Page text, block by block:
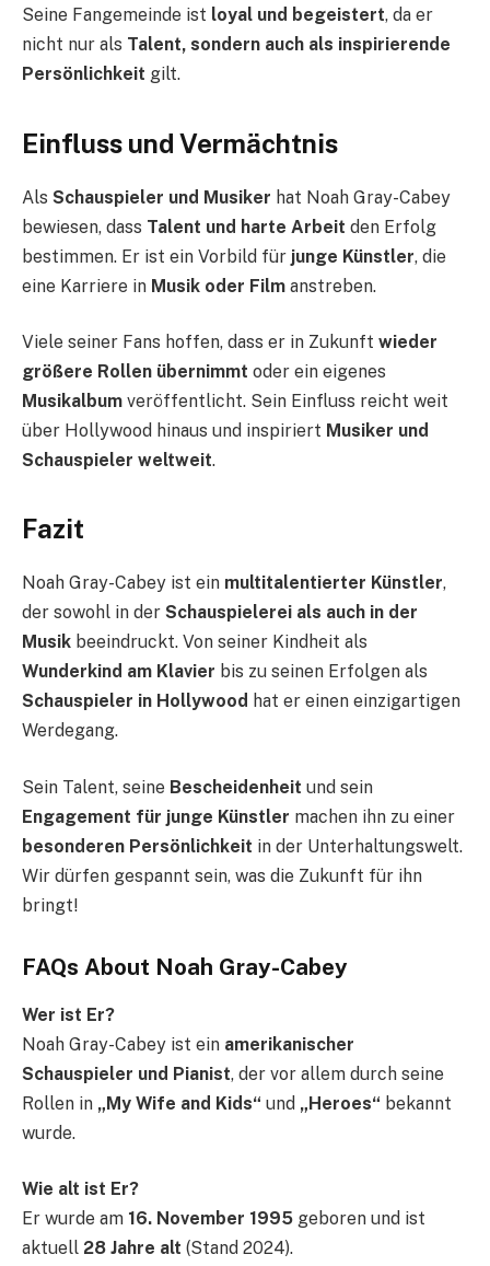
Seine Fangemeinde ist loyal und begeistert, da er
nicht nur als Talent, sondern auch als inspirierende
Persönlichkeit gilt.
Einfluss und Vermächtnis
Als Schauspieler und Musiker hat Noah Gray-Cabey
bewiesen, dass Talent und harte Arbeit den Erfolg
bestimmen. Er ist ein Vorbild für junge Künstler, die
eine Karriere in Musik oder Film anstreben.
Viele seiner Fans hoffen, dass er in Zukunft wieder
größere Rollen übernimmt oder ein eigenes
Musikalbum veröffentlicht. Sein Einfluss reicht weit
über Hollywood hinaus und inspiriert Musiker und
Schauspieler weltweit.
Fazit
Noah Gray-Cabey ist ein multitalentierter Künstler,
der sowohl in der Schauspielerei als auch in der
Musik beeindruckt. Von seiner Kindheit als
Wunderkind am Klavier bis zu seinen Erfolgen als
Schauspieler in Hollywood hat er einen einzigartigen
Werdegang.
Sein Talent, seine Bescheidenheit und sein
Engagement für junge Künstler machen ihn zu einer
besonderen Persönlichkeit in der Unterhaltungswelt.
Wir dürfen gespannt sein, was die Zukunft für ihn
bringt!
FAQs About Noah Gray-Cabey
Wer ist Er?
Noah Gray-Cabey ist ein amerikanischer
Schauspieler und Pianist, der vor allem durch seine
Rollen in „My Wife and Kids“ und „Heroes“ bekannt
wurde.
Wie alt ist Er?
Er wurde am 16. November 1995 geboren und ist
aktuell 28 Jahre alt (Stand 2024).